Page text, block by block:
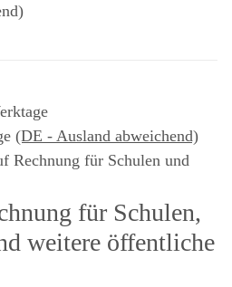
(DE - Ausland abweichend)
Rechnung für Schulen und
für Schulen,
weitere öffentliche